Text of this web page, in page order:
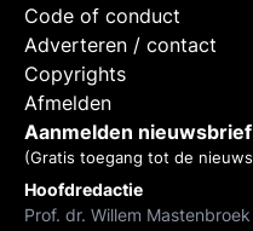
Code of conduct
Adverteren / contact
Copyrights
Afmelden
Aanmelden nieuwsbrief
(Gratis toegang tot de
Hoofdredactie
Prof. dr. Willem Mastenbroek